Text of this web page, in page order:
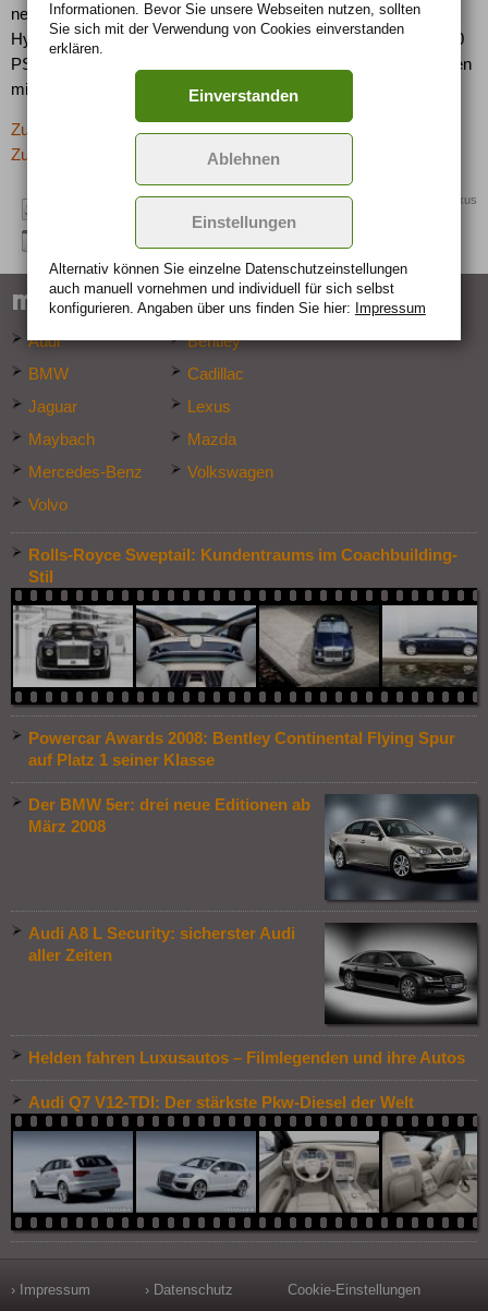
neuen LS Baureihe kombiniert einen V8-Benzinmotor mit
Hybridtechnologie. Die Systemleistung beträgt rund 330 kW/450
PS und liegt damit auf dem Niveau von Zwölfzylinder-Limousinen
mit rund sechs Liter Hubraum.
Zurück zur letzten Seite
Zur Übersicht: -> Boulevard
Quelle: Lexus
marken-specials
Audi
Bentley
BMW
Cadillac
Jaguar
Lexus
Maybach
Mazda
Mercedes-Benz
Volkswagen
Volvo
Rolls-Royce Sweptail: Kundentraums im Coachbuilding-
Stil
Powercar Awards 2008: Bentley Continental Flying Spur
auf Platz 1 seiner Klasse
Der BMW 5er: drei neue Editionen ab
März 2008
Audi A8 L Security: sicherster Audi
aller Zeiten
Helden fahren Luxusautos – Filmlegenden und ihre Autos
Audi Q7 V12-TDI: Der stärkste Pkw-Diesel der Welt
› Impressum › Datenschutz Cookie-Einstellungen
Informationen. Bevor Sie unsere Webseiten nutzen, sollten
Sie sich mit der Verwendung von Cookies einverstanden
erklären.
Einverstanden
Ablehnen
Einstellungen
Alternativ können Sie einzelne Datenschutz­ein­stellungen
auch manuell vor­nehmen und indivi­duell für sich selbst
konfigurieren. Angaben über uns finden Sie hier: Impressum